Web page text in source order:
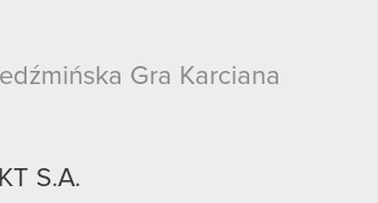
Gra Karciana
S.A.